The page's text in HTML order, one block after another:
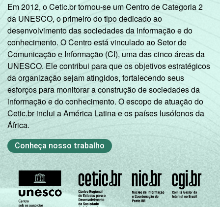
Em 2012, o Cetic.br tornou-se um Centro de Categoria 2
da UNESCO, o primeiro do tipo dedicado ao
desenvolvimento das sociedades da informação e do
conhecimento. O Centro está vinculado ao Setor de
Comunicação e Informação (CI), uma das cinco áreas da
UNESCO. Ele contribui para que os objetivos estratégicos
da organização sejam atingidos, fortalecendo seus
esforços para monitorar a construção de sociedades da
informação e do conhecimento. O escopo de atuação do
Cetic.br inclui a América Latina e os países lusófonos da
África.
Conheça nosso trabalho